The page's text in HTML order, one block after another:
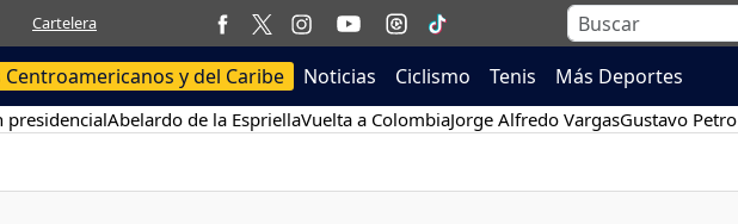
Cartelera
Centroamericanos y del Caribe Noticias Ciclismo Tenis Más Deportes
presidencialAbelardo de la EspriellaVuelta a ColombiaJorge Alfredo VargasGustavo Petro